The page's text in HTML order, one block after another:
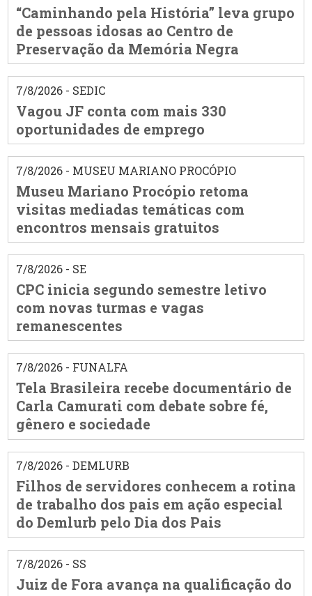
“Caminhando pela História” leva grupo
de pessoas idosas ao Centro de
Preservação da Memória Negra
7/8/2026 - SEDIC
Vagou JF conta com mais 330
oportunidades de emprego
7/8/2026 - MUSEU MARIANO PROCÓPIO
Museu Mariano Procópio retoma
visitas mediadas temáticas com
encontros mensais gratuitos
7/8/2026 - SE
CPC inicia segundo semestre letivo
com novas turmas e vagas
remanescentes
7/8/2026 - FUNALFA
Tela Brasileira recebe documentário de
Carla Camurati com debate sobre fé,
gênero e sociedade
7/8/2026 - DEMLURB
Filhos de servidores conhecem a rotina
de trabalho dos pais em ação especial
do Demlurb pelo Dia dos Pais
7/8/2026 - SS
Juiz de Fora avança na qualificação do